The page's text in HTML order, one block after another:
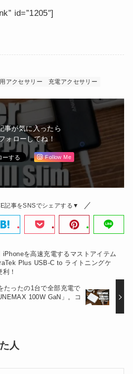
id=”1205″]
アクセサリー 充電アクセサリー
事が気に入ったら
ォローしてね！
Follow Me
記事をSNSでシェアする▼
iPhoneを高速充電するマストアイテム
Plus USB-C to ライトニングケ
！
たったの1台で全部充電で
100W GaN」。コ
人